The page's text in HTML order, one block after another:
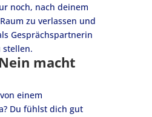
noch, nach deinem
zu verlassen und
Gesprächspartnerin
stellen.
macht
einem
Du fühlst dich gut